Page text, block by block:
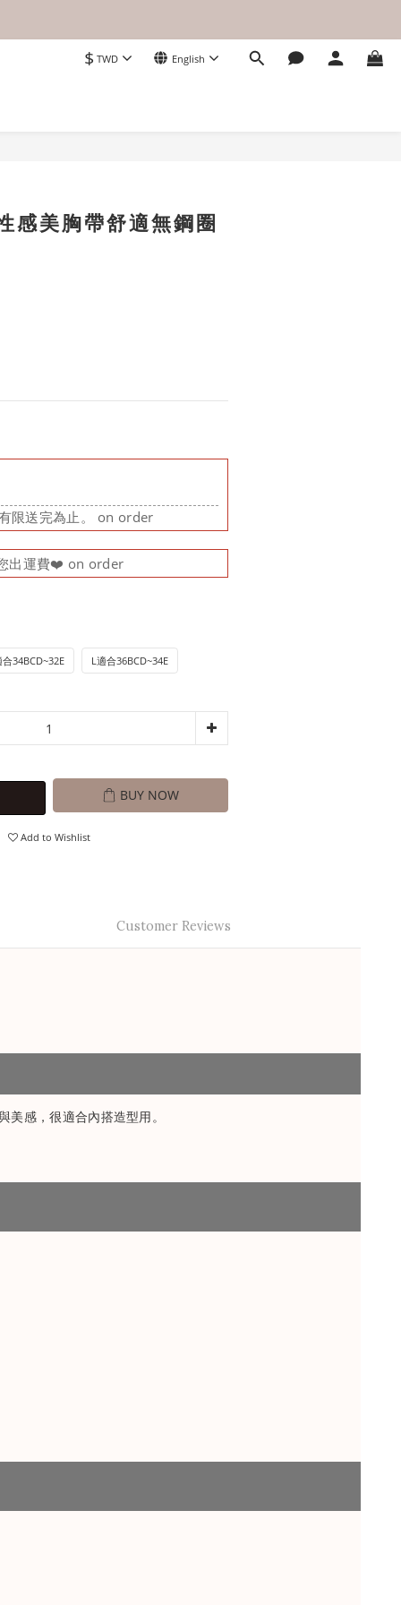
$ TWD English
感美胸帶舒適無鋼圈
限送完為止。 on order
出運費❤️ on order
34BCD~32E L適合36BCD~34E
BUY NOW
Add to Wishlist
Customer Reviews
感，很適合內搭造型用。